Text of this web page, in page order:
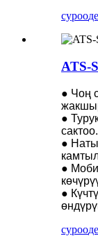
суроо
ATS-
● Чоң
●
сактоо.
●
●
●
суроо